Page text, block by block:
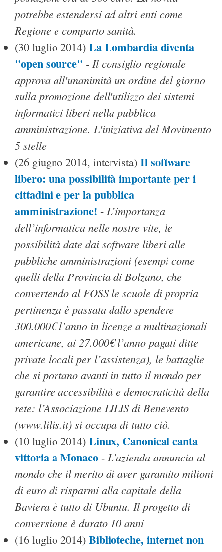
potrebbe estendersi ad altri enti come
Regione e comparto sanità.
(30 luglio 2014) La Lombardia diventa
"open source" - Il consiglio regionale
approva all'unanimità un ordine del giorno
sulla promozione dell'utilizzo dei sistemi
informatici liberi nella pubblica
amministrazione. L'iniziativa del Movimento
5 stelle
(26 giugno 2014, intervista) Il software
libero: una possibilità importante per i
cittadini e per la pubblica
amministrazione! - L’importanza
dell’informatica nelle nostre vite, le
possibilità date dai software liberi alle
pubbliche amministrazioni (esempi come
quelli della Provincia di Bolzano, che
convertendo al FOSS le scuole di propria
pertinenza è passata dallo spendere
300.000€ l’anno in licenze a multinazionali
americane, ai 27.000€ l’anno pagati ditte
private locali per l’assistenza), le battaglie
che si portano avanti in tutto il mondo per
garantire accessibilità e democraticità della
rete: l’Associazione LILIS di Benevento
(www.lilis.it) si occupa di tutto ciò.
(10 luglio 2014) Linux, Canonical canta
vittoria a Monaco - L'azienda annuncia al
mondo che il merito di aver garantito milioni
di euro di risparmi alla capitale della
Baviera è tutto di Ubuntu. Il progetto di
conversione è durato 10 anni
(16 luglio 2014) Biblioteche, internet non